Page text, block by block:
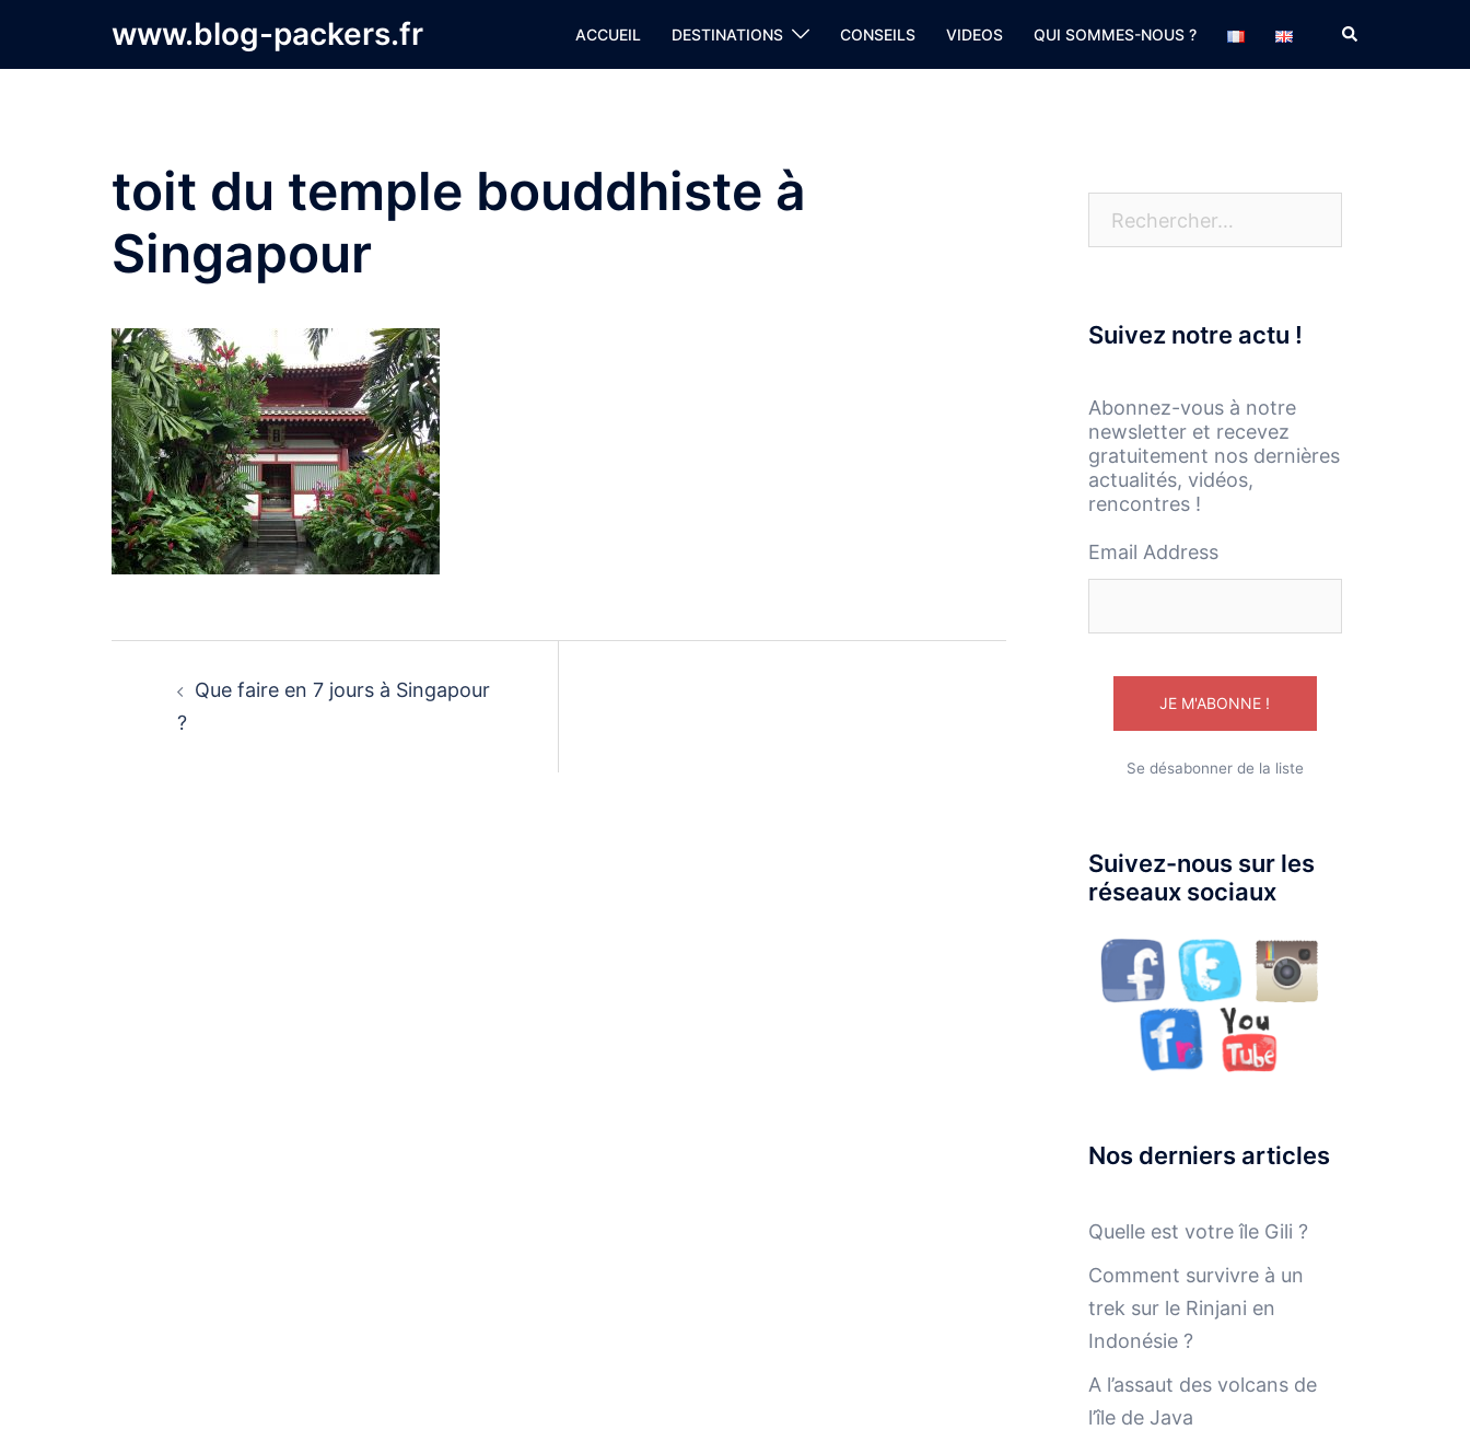
www.blog-packers.fr ACCUEIL DESTINATIONS CONSEILS VIDEOS QUI SOMMES-NOUS ? Rechercher
toit du temple bouddhiste à
Singapour
d’articleQue faire en 7 jours à Singapour
?
Suivez notre actu !
Abonnez-vous à notre
newsletter et recevez
gratuitement nos dernières
actualités, vidéos,
rencontres !
Email Address
Se désabonner de la liste
Suivez-nous sur les
réseaux sociaux
Nos derniers articles
Quelle est votre île Gili ?
Comment survivre à un
trek sur le Rinjani en
Indonésie ?
A l’assaut des volcans de
l’île de Java